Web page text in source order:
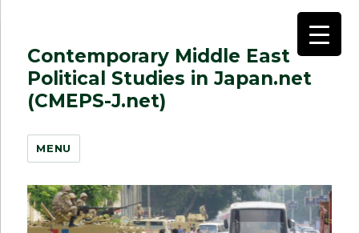
Contemporary Middle East
Political Studies in Japan.net
(CMEPS-J.net)
MENU